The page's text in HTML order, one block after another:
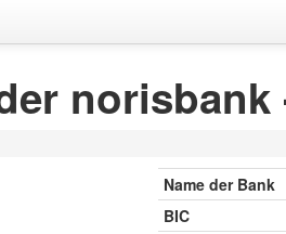
norisbank
Name der Bank
BIC